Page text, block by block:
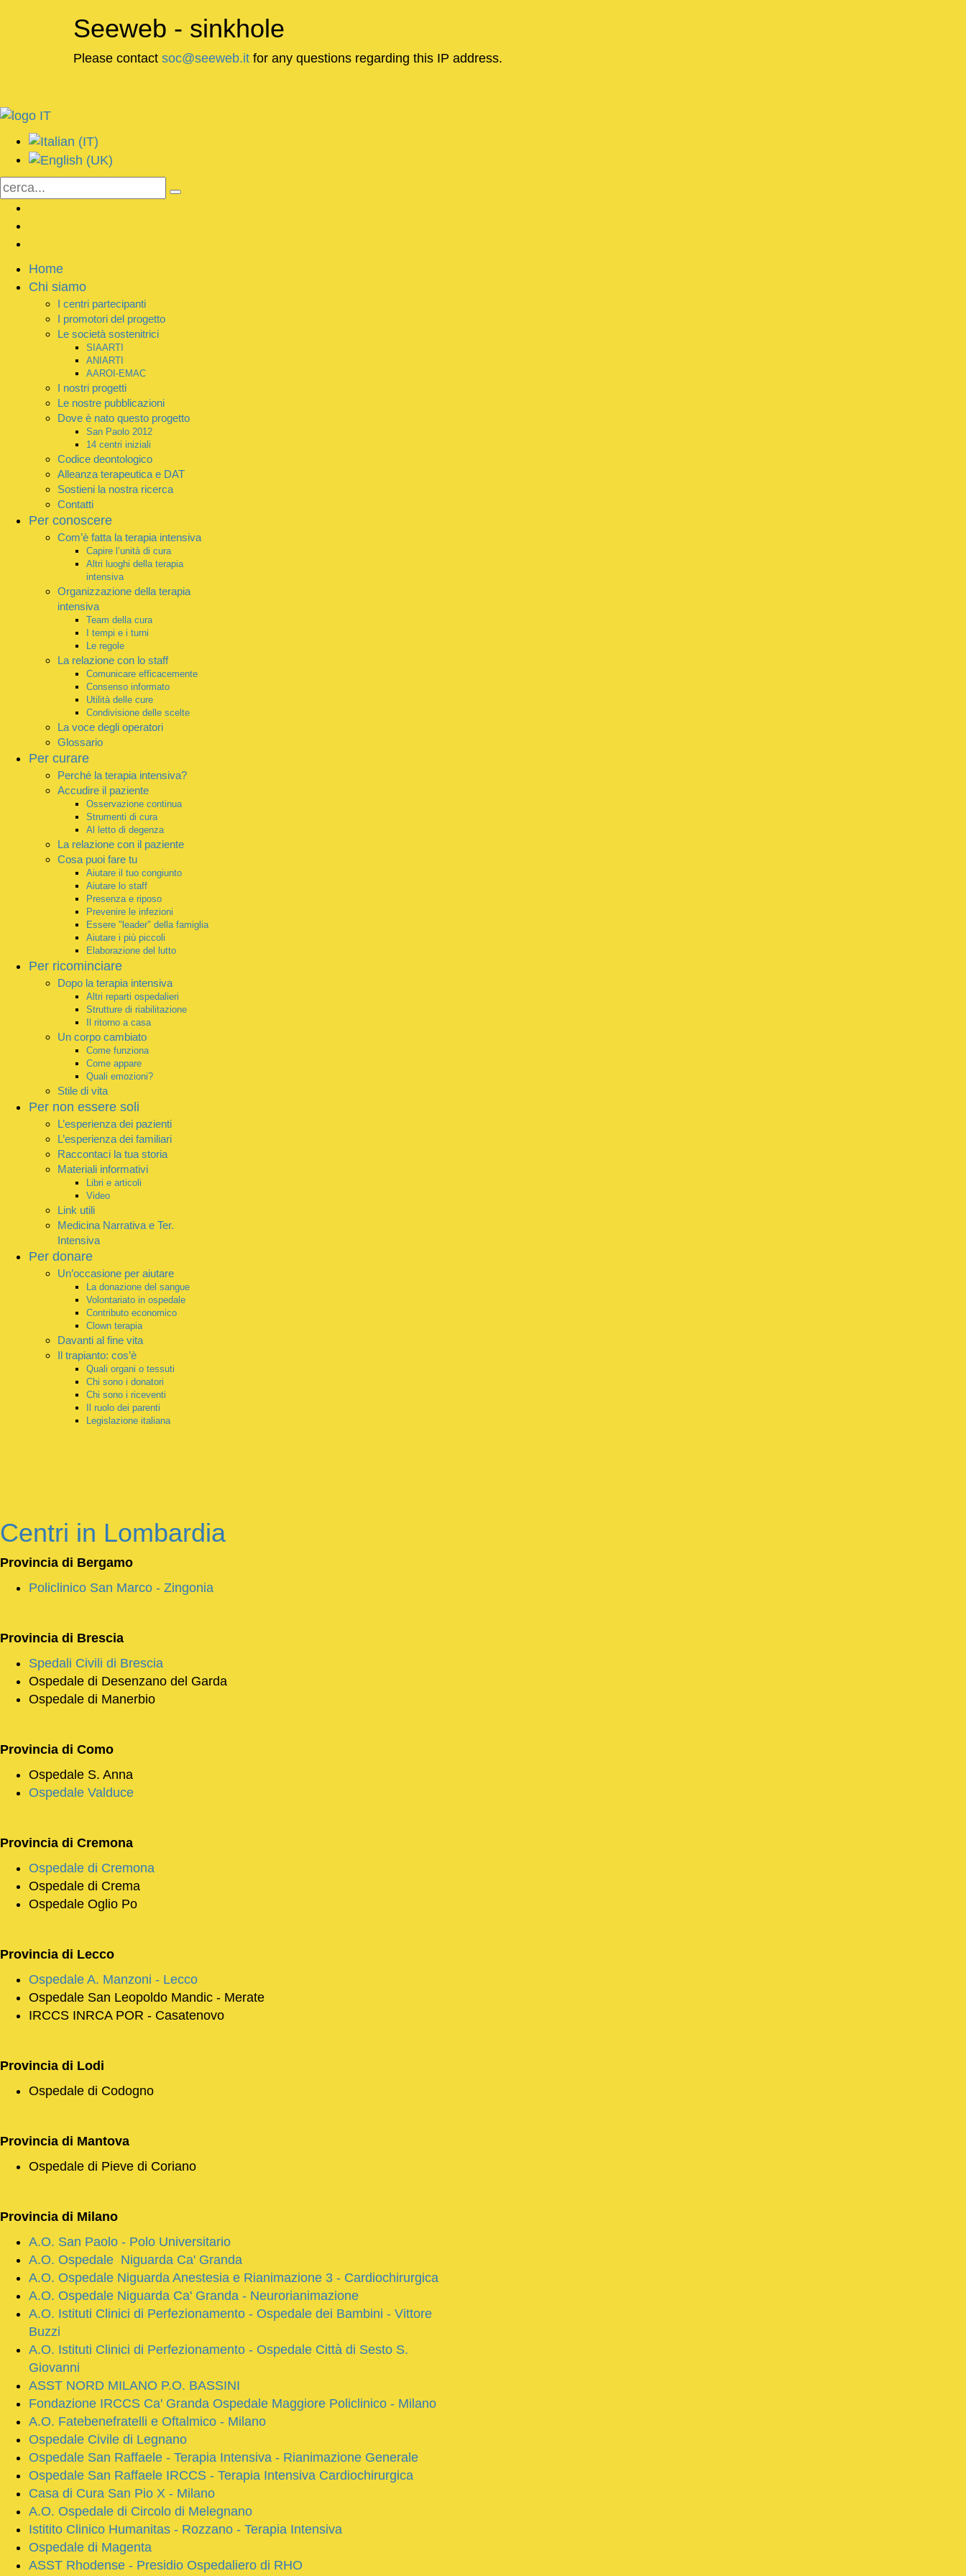
Seeweb - sinkhole
Please contact soc@seeweb.it for any questions regarding this IP address.
Home
Chi siamo
I centri partecipanti
I promotori del progetto
Le società sostenitrici
SIAARTI
ANIARTI
AAROI-EMAC
I nostri progetti
Le nostre pubblicazioni
Dove è nato questo progetto
San Paolo 2012
14 centri iniziali
Codice deontologico
Alleanza terapeutica e DAT
Sostieni la nostra ricerca
Contatti
Per conoscere
Com’è fatta la terapia intensiva
Capire l’unità di cura
Altri luoghi della terapia
intensiva
Organizzazione della terapia
intensiva
Team della cura
I tempi e i turni
Le regole
La relazione con lo staff
Comunicare efficacemente
Consenso informato
Utilità delle cure
Condivisione delle scelte
La voce degli operatori
Glossario
Per curare
Perché la terapia intensiva?
Accudire il paziente
Osservazione continua
Strumenti di cura
Al letto di degenza
La relazione con il paziente
Cosa puoi fare tu
Aiutare il tuo congiunto
Aiutare lo staff
Presenza e riposo
Prevenire le infezioni
Essere "leader" della famiglia
Aiutare i più piccoli
Elaborazione del lutto
Per ricominciare
Dopo la terapia intensiva
Altri reparti ospedalieri
Strutture di riabilitazione
Il ritorno a casa
Un corpo cambiato
Come funziona
Come appare
Quali emozioni?
Stile di vita
Per non essere soli
L’esperienza dei pazienti
L’esperienza dei familiari
Raccontaci la tua storia
Materiali informativi
Libri e articoli
Video
Link utili
Medicina Narrativa e Ter.
Intensiva
Per donare
Un’occasione per aiutare
La donazione del sangue
Volontariato in ospedale
Contributo economico
Clown terapia
Davanti al fine vita
Il trapianto: cos’è
Quali organi o tessuti
Chi sono i donatori
Chi sono i riceventi
Il ruolo dei parenti
Legislazione italiana
Centri in Lombardia
Provincia di Bergamo
Policlinico San Marco - Zingonia
Provincia di Brescia
Spedali Civili di Brescia
Ospedale di Desenzano del Garda
Ospedale di Manerbio
Provincia di Como
Ospedale S. Anna
Ospedale Valduce
Provincia di Cremona
Ospedale di Cremona
Ospedale di Crema
Ospedale Oglio Po
Provincia di Lecco
Ospedale A. Manzoni - Lecco
Ospedale San Leopoldo Mandic - Merate
IRCCS INRCA POR - Casatenovo
Provincia di Lodi
Ospedale di Codogno
Provincia di Mantova
Ospedale di Pieve di Coriano
Provincia di Milano
A.O. San Paolo - Polo Universitario
A.O. Ospedale Niguarda Ca' Granda
A.O. Ospedale Niguarda Anestesia e Rianimazione 3 - Cardiochirurgica
A.O. Ospedale Niguarda Ca' Granda - Neurorianimazione
A.O. Istituti Clinici di Perfezionamento - Ospedale dei Bambini - Vittore
Buzzi
A.O. Istituti Clinici di Perfezionamento - Ospedale Città di Sesto S.
Giovanni
ASST NORD MILANO P.O. BASSINI
Fondazione IRCCS Ca' Granda Ospedale Maggiore Policlinico - Milano
A.O. Fatebenefratelli e Oftalmico - Milano
Ospedale Civile di Legnano
Ospedale San Raffaele - Terapia Intensiva - Rianimazione Generale
Ospedale San Raffaele IRCCS - Terapia Intensiva Cardiochirurgica
Casa di Cura San Pio X - Milano
A.O. Ospedale di Circolo di Melegnano
Istitito Clinico Humanitas - Rozzano - Terapia Intensiva
Ospedale di Magenta
ASST Rhodense - Presidio Ospedaliero di RHO